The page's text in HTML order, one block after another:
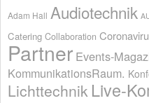
Adam Hall Audiotechnik
Catering Collaboration
Partner Events-
KommunikationsRaum.
Lichttechnik Live-